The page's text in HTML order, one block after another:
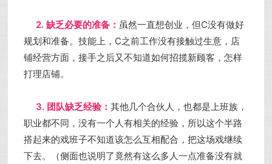
2. 缺乏必要的准备：虽然一直想创业，但C没有做好
规划和准备。技能上，C之前工作没有接触过生意，店
铺经营方面，接手之后又不知道如何招揽新顾客，怎样
打理店铺。
3. 团队缺乏经验：其他几个合伙人，也都是上班族，
职业都不同，没有一个人有相关的经验，所以这个半路
搭起来的戏班子不知道该怎么互相配合，把这场戏继续
下去。（侧面也说明了竟然有这么多人一点准备没有就